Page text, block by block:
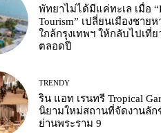
พัทยาไม่ได้มีแค่ทะเล เมื่อ
Tourism” เปลี่ยนเมืองชายห
ใกล้กรุงเทพฯ ให้กลับไปเที่ย
ตลอดปี
TRENDY
ริน แอท เรนทรี Tropical
นิยามใหม่สถานที่จัดงานลัก
ย่านพระราม 9